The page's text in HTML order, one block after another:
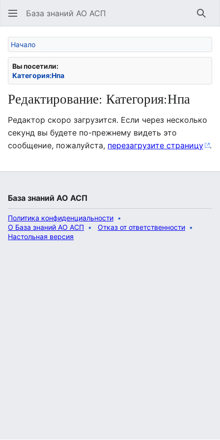
База знаний АО АСП
Начало
Вы посетили:
Категория:Нпа
Редактирование: Категория:Нпа
Редактор скоро загрузится. Если через несколько
секунд вы будете по-прежнему видеть это
сообщение, пожалуйста, перезагрузите страницу .
База знаний АО АСП
Политика конфиденциальности
О База знаний АО АСП
Отказ от ответственности
Настольная версия